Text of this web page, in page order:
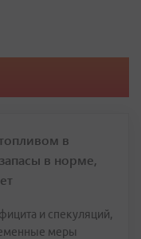
в
в норме,
и спекуляций,
меры